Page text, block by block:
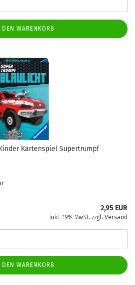
DEN WARENKORB
Kartenspiel Supertrumpf
2,95 EUR
inkl. 19% MwSt. zzgl. Versand
DEN WARENKORB